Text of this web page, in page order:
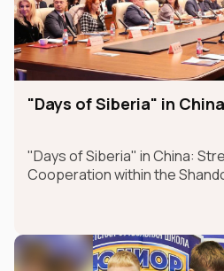
"Days of Siberia" in
"Days of Siberia" in China:
Cooperation within the